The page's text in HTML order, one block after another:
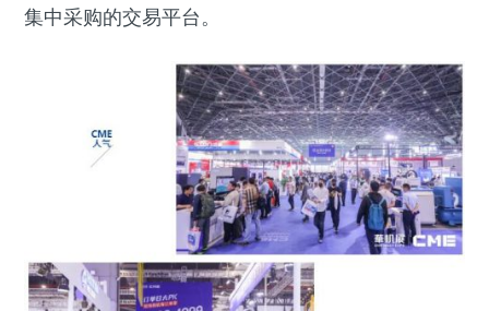
集中采购的交易平台。